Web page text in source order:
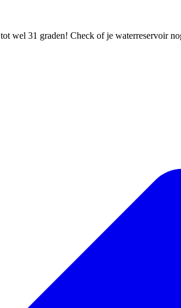
wel 31 graden! Check of je waterreservoir